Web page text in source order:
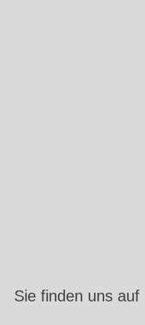
Sie finden uns auf